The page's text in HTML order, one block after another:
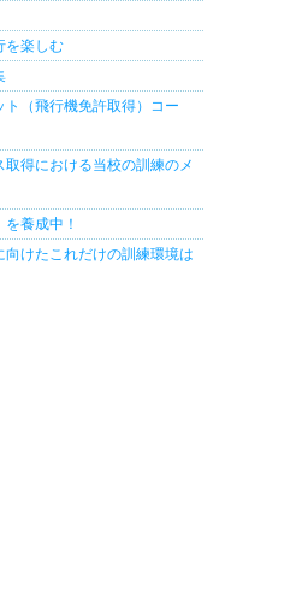
を楽しむ
ト（飛行機免許取得）コー
得における当校の訓練のメ
を養成中！
けたこれだけの訓練環境は